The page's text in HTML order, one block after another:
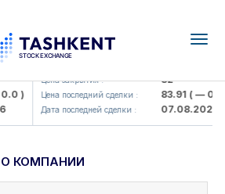
)
KFSK (<Kafolat sug'urta
Цена закрытия : 82
Цена последний сделки : 83.91( — 0.0 )
Дата последней сделки : 07.08.2026
КОМПАНИИ